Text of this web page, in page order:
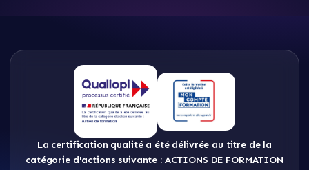
La certification qualité a été délivrée au titre de la
catégorie d'actions suivante : ACTIONS DE FORMATION